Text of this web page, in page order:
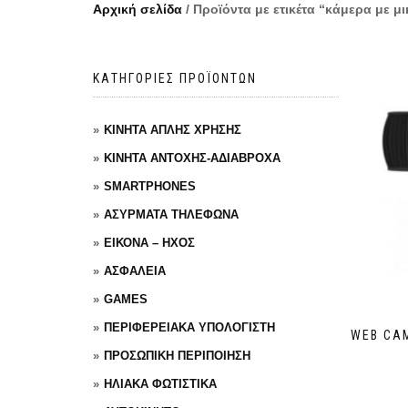
Αρχική σελίδα / Προϊόντα με ετικέτα “κάμερα με
WEB
ΚΑΤΗΓΟΡΙΕΣ ΠΡΟΪΟΝΤΩΝ
ΚΙΝΗΤΑ ΑΠΛΗΣ ΧΡΗΣΗΣ
ΚΙΝΗΤΑ ΑΝΤΟΧΗΣ-ΑΔΙΑΒΡΟΧΑ
SMARTPHONES
ΑΣΥΡΜΑΤΑ ΤΗΛΕΦΩΝΑ
ΕΙΚΟΝΑ – ΗΧΟΣ
ΑΣΦΑΛΕΙΑ
GAMES
ΠΕΡΙΦΕΡΕΙΑΚΑ ΥΠΟΛΟΓΙΣΤΗ
ΠΡΟΣΩΠΙΚΗ ΠΕΡΙΠΟΙΗΣΗ
ΗΛΙΑΚΑ ΦΩΤΙΣΤΙΚΑ